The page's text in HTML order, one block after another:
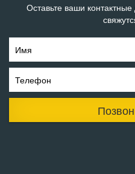
Оставьте ваши
Имя
Телефон